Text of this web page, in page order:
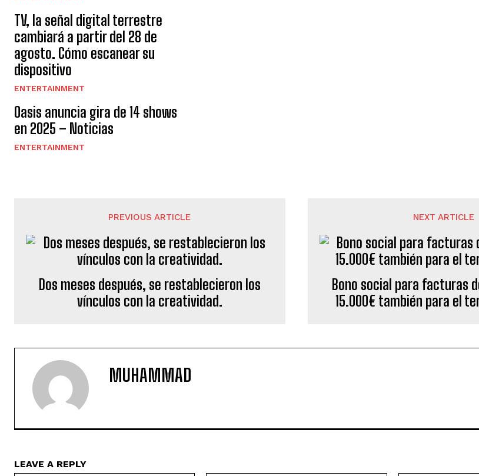
TV, la señal digital terrestre
cambiará a partir del 28 de
agosto. Cómo escanear su
dispositivo
ENTERTAINMENT
Oasis anuncia gira de 14 shows
en 2025 – Noticias
ENTERTAINMENT
PREVIOUS ARTICLE
Dos meses después, se restablecieron los
vínculos con la creatividad.
NEXT ARTICLE
Bono social para facturas
15.000€ también para el
MUHAMMAD
LEAVE A REPLY